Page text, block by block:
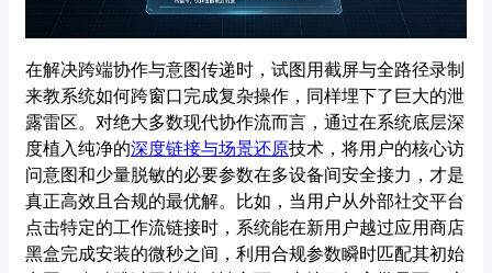
在解决跨端协作与意图传递时，试图用截屏与全路径录制
来教系统如何跨窗口完成复杂操作，同样埋下了巨大的泄
露雷区。对绝大多数现代协作流而言，通过在系统底层深
度植入纯净的深度链接与场景还原技术，将用户的核心访
问意图和少量脱敏的必要参数在多设备间安全接力，才是
真正高效且合规的最优解。比如，当用户从外部社交平台
点击特定的工作流链接时，系统能在新用户越过应用商店
黑盒完成安装的微秒之间，利用合规参数瞬时匹配其初始